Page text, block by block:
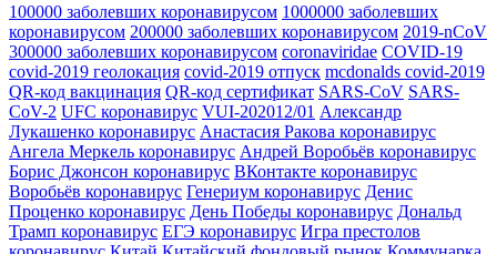
100000 заболевших коронавирусом 1000000 заболевших
коронавирусом 200000 заболевших коронавирусом 2019-nCoV
300000 заболевших коронавирусом coronaviridae COVID-19
covid-2019 геолокация covid-2019 отпуск mcdonalds covid-2019
QR-код вакцинация QR-код сертификат SARS-CoV SARS-
CoV-2 UFC коронавирус VUI-202012/01 Александр
Лукашенко коронавирус Анастасия Ракова коронавирус
Ангела Меркель коронавирус Андрей Воробьёв коронавирус
Борис Джонсон коронавирус ВКонтакте коронавирус
Воробьёв коронавирус Генериум коронавирус Денис
Проценко коронавирус День Победы коронавирус Дональд
Трамп коронавирус ЕГЭ коронавирус Игра престолов